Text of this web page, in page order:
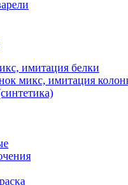
имитация белки
микс, имитация